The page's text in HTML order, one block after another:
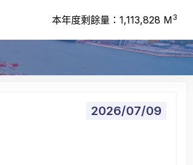
本年度剩餘量： 1,113,828 M3
2026/07/09